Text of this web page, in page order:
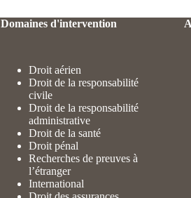
Domaines d'intervention
Droit aérien
Droit de la responsabilité
civile
Droit de la responsabilité
administrative
Droit de la santé
Droit pénal
Recherches de preuves à
l’étranger
International